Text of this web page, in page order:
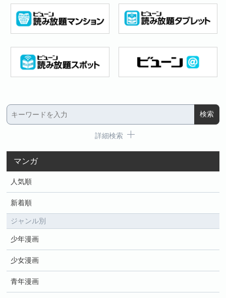
詳細検索
マンガ
人気順
新着順
ジャンル別
少年漫画
少女漫画
青年漫画